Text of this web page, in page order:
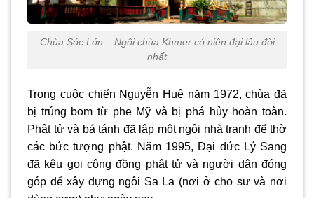
Chùa Sóc Lớn – Ngôi chùa Khmer có niên đại lâu đời
nhất
Trong cuộc chiến Nguyễn Huệ năm 1972, chùa đã
bị trúng bom từ phe Mỹ và bị phá hủy hoàn toàn.
Phật tử và bá tánh đã lập một ngôi nhà tranh để thờ
các bức tượng phật. Năm 1995, Đại đức Lý Sang
đã kêu gọi cộng đồng phật tử và người dân đóng
góp để xây dựng ngôi Sa La (nơi ở cho sư và nơi